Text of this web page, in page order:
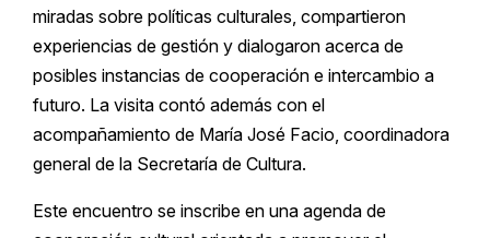
miradas sobre políticas culturales, compartieron
experiencias de gestión y dialogaron acerca de
posibles instancias de cooperación e intercambio a
futuro. La visita contó además con el
acompañamiento de María José Facio, coordinadora
general de la Secretaría de Cultura.
Este encuentro se inscribe en una agenda de